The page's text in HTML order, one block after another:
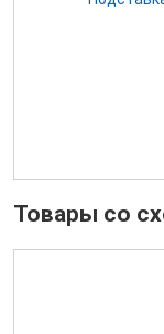
Товары со